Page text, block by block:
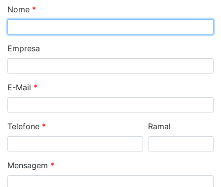
Nome *
Empresa
E-Mail *
Telefone * Ramal
Mensagem *